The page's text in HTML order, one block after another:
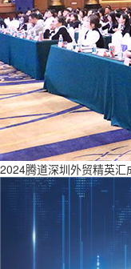
2024腾道深圳外贸精英汇